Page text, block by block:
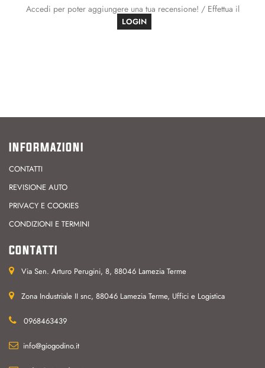
Accedi per poter aggiungere una tua recensione! / Effettua il
LOGIN
INFORMAZIONI
CONTATTI
REVISIONE AUTO
PRIVACY E COOKIES
CONDIZIONI E TERMINI
CONTATTI
Via Sen. Arturo Perugini, 8, 88046 Lamezia Terme
Zona Industriale II snc, 88046 Lamezia Terme, Uffici e Logistica
0968463439
info@giogodino.it